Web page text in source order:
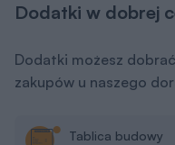
Dodatki w dobrej
Dodatki możesz
zakupów u naszego
Tablica budowy